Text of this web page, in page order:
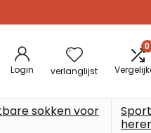
Login verlanglijst
0
sokken voor